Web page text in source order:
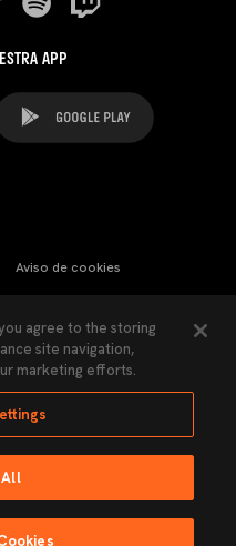
APP
Aviso de cookies
de Privacidad
sin el permiso del Valencia
agree to the storing
site navigation,
marketing efforts.
All